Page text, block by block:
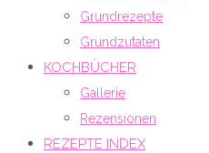
Grundrezepte
Grundzutaten
KOCHBÜCHER
Gallerie
Rezensionen
REZEPTE INDEX